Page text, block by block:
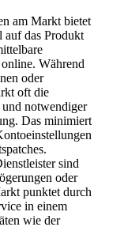
am Markt bietet
auf das Produkt
Während
oder
oft die
notwendiger
Das minimiert
sind
oder
punktet durch
in einem
wie der